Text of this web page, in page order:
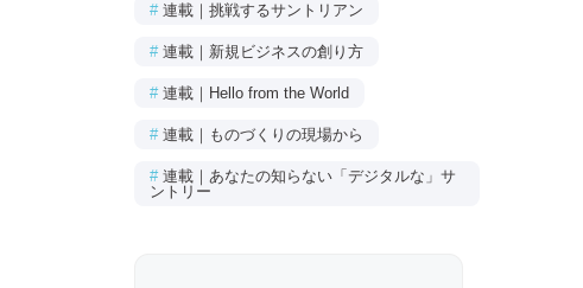
# 連載｜挑戦するサントリアン
# 連載｜新規ビジネスの創り方
# 連載｜Hello from the World
# 連載｜ものづくりの現場から
# 連載｜あなたの知らない「デジタルな」サ
ントリー